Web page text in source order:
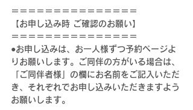
＝＝＝＝＝＝＝＝＝＝＝＝＝＝＝
【お申し込み時 ご確認のお願い】
＝＝＝＝＝＝＝＝＝＝＝＝＝＝＝
●お申し込みは、お一人様ずつ予約ページよ
りお願いします。ご同伴の方がいる場合は、
「ご同伴者様」の欄にお名前をご記入いただ
き、それぞれでお申し込みいただきますよう
お願いします。